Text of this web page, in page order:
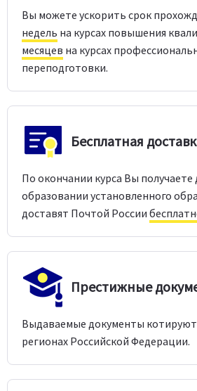
Вы можете ускорить срок
недель на курсах повышения
месяцев на курсах
переподготовки.
Бесплатная
По окончании курса Вы получаете
образовании установленного
доставят Почтой России
Престижные
Выдаваемые документы
регионах Российской Федерации.